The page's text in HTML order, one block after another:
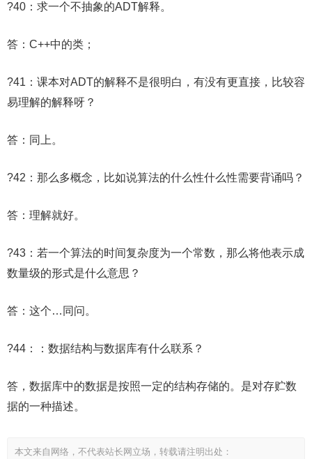
?40：求一个不抽象的ADT解释。
答：C++中的类；
?41：课本对ADT的解释不是很明白，有没有更直接，比较容
易理解的解释呀？
答：同上。
?42：那么多概念，比如说算法的什么性什么性需要背诵吗？
答：理解就好。
?43：若一个算法的时间复杂度为一个常数，那么将他表示成
数量级的形式是什么意思？
答：这个…同问。
?44：：数据结构与数据库有什么联系？
答，数据库中的数据是按照一定的结构存储的。是对存贮数
据的一种描述。
本文来自网络，不代表站长网立场，转载请注明出处：